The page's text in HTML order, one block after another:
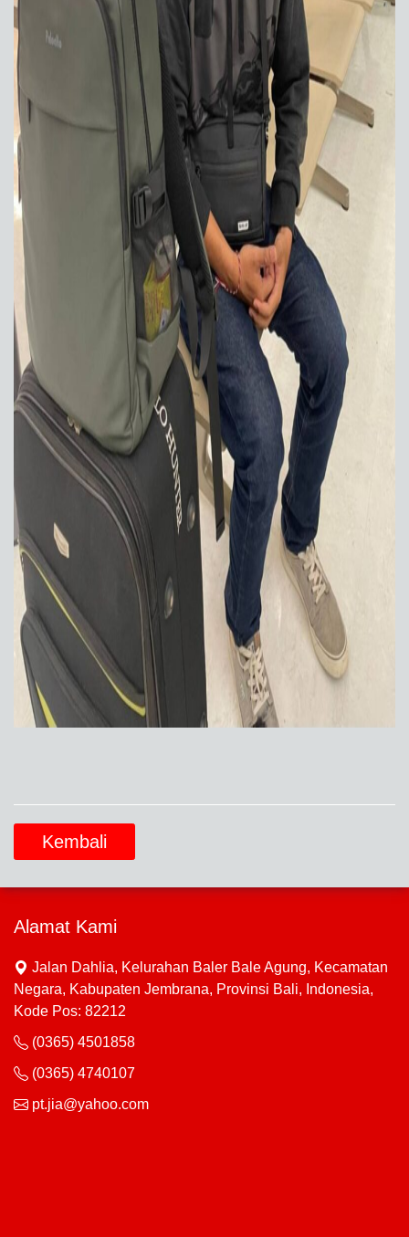
Kembali
Alamat Kami
Jalan Dahlia, Kelurahan Baler Bale Agung, Kecamatan
Negara, Kabupaten Jembrana, Provinsi Bali, Indonesia,
Kode Pos: 82212
(0365) 4501858
(0365) 4740107
pt.jia@yahoo.com